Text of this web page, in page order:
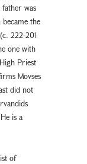
was
the
222-201
one with
Priest
Movses
did not
is a
of